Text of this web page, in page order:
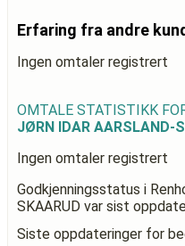
Erfaring fra andre
Ingen omtaler registrert
OMTALE STATISTIKK
JØRN IDAR AARSLAND-
Ingen omtaler registrert
Godkjenningsstatus i
SKAARUD var sist
Siste oppdateringer for